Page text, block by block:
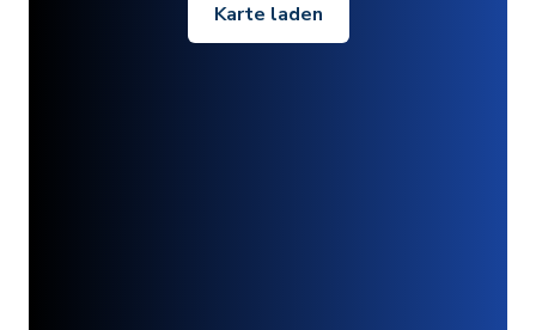
Karte laden